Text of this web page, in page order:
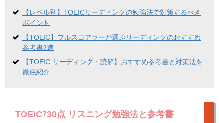
【レベル別】TOEICリーディングの勉強法で対策するべき
ポイント
【TOEIC】フルスコアラーが選ぶリーディングのおすすめ
参考書9選
【TOEIC リーディング・読解】おすすめ参考書と対策法を
徹底紹介
TOEIC730点 リスニング勉強法と参考書